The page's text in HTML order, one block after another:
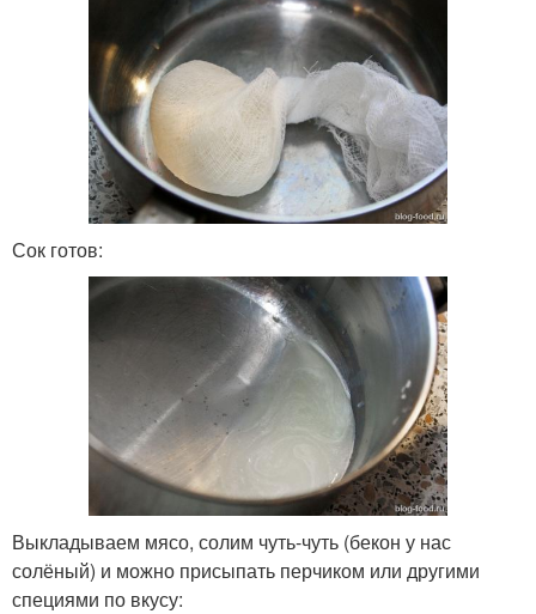
Сок готов:
Выкладываем мясо, солим чуть-чуть (бекон у нас
солёный) и можно присыпать перчиком или другими
специями по вкусу: